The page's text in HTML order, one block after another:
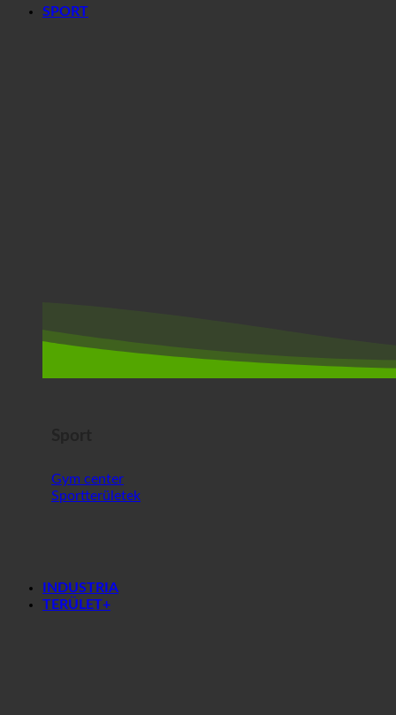
SPORT
Gym center
Sportterületek
INDUSTRIA
TERÜLET+